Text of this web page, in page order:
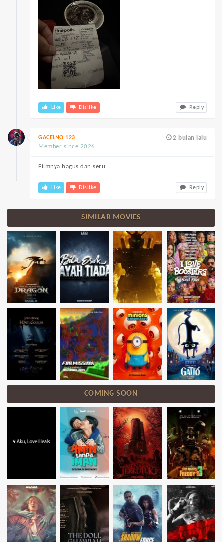
Like Dislike Reply
2 bulan lalu
GACELNO 123
Member since 2026
Filmnya bagus dan seru
Like Dislike Reply
SIMILAR MOVIES
COMING SOON